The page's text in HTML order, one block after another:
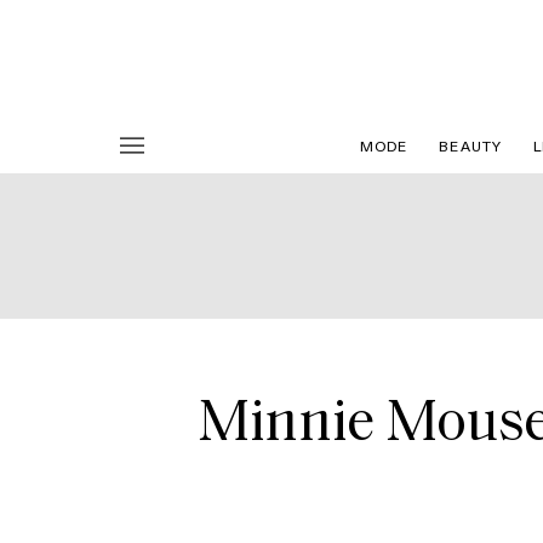
MODE BEAUTY
Minnie